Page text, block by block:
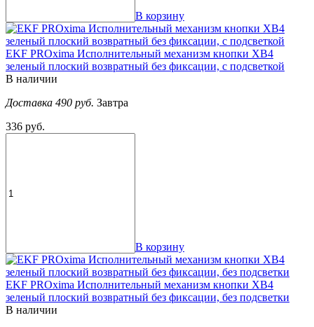
В корзину
EKF PROxima Исполнительный механизм кнопки XB4
зеленый плоский возвратный без фиксации, с подсветкой
В наличии
Доставка 490 руб. Завтра
336 руб.
В корзину
EKF PROxima Исполнительный механизм кнопки XB4
зеленый плоский возвратный без фиксации, без подсветки
В наличии